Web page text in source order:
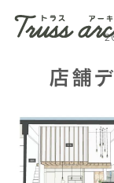
店舗